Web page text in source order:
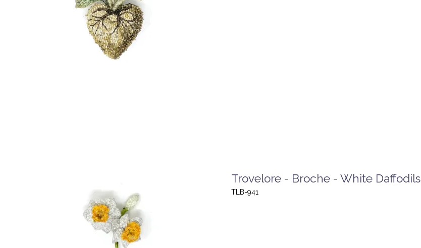
Trovelore - Broche - White Daffodils
TLB-941